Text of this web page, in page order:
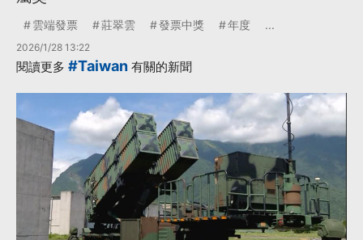
雲端發票 莊翠雲 發票中獎 年度 ...
2026/1/28 13:22
閱讀更多 #Taiwan 有關的新聞